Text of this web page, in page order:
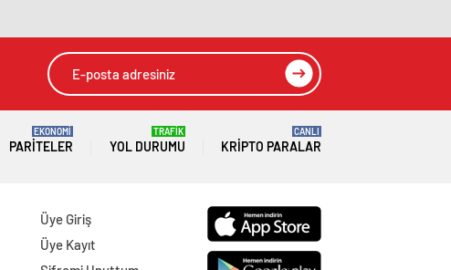
PARITELER
EKONOMİ
YOL DURUMU
TRAFİK
KRIPTO PARALAR
CANLI
Üye Giriş
Üye Kayıt